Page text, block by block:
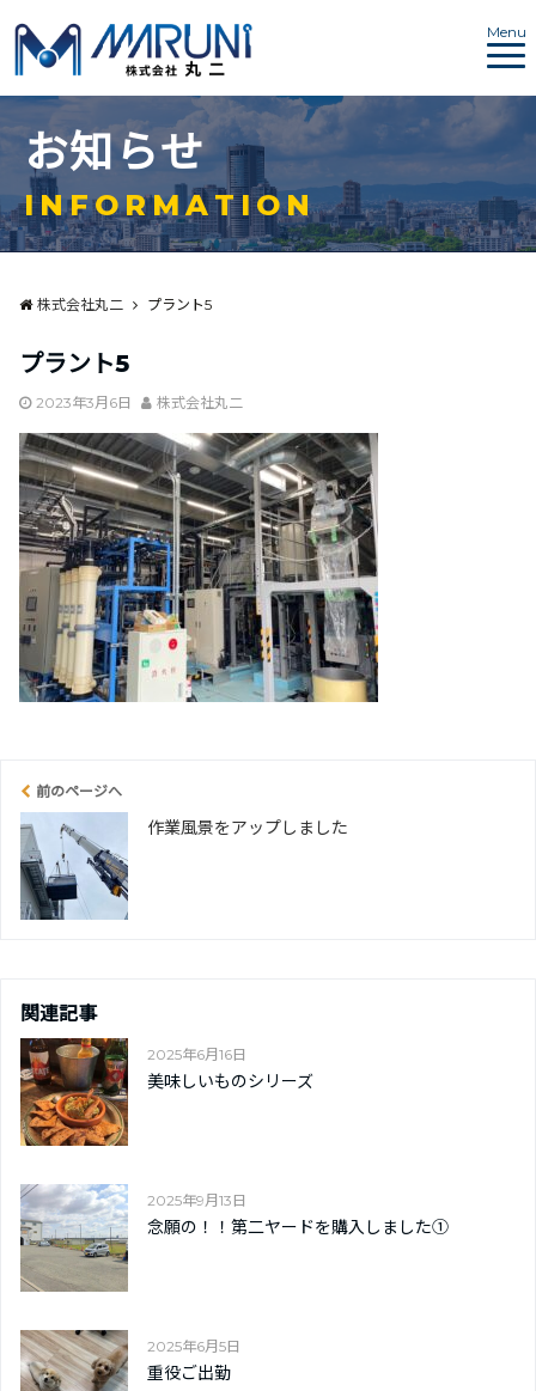
Menu
お知らせ
INFORMATION
株式会社丸二 プラント5
プラント5
2023年3月6日 株式会社丸二
前のページへ
作業風景をアップしました
関連記事
2025年6月16日
美味しいものシリーズ
2025年9月13日
念願の！！第二ヤードを購入しました➀
2025年6月5日
重役ご出勤